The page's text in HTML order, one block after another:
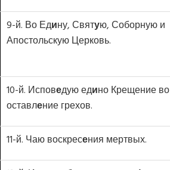
9-й. Во Едину, Святую, Соборную и
Апостольскую Церковь.
10-й. Исповедую едино Крещение во
оставление грехов.
11-й. Чаю воскресения мертвых.